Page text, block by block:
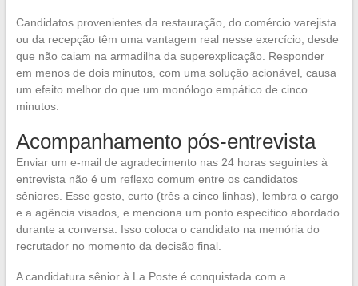
Candidatos provenientes da restauração, do comércio varejista
ou da recepção têm uma vantagem real nesse exercício, desde
que não caiam na armadilha da superexplicação. Responder
em menos de dois minutos, com uma solução acionável, causa
um efeito melhor do que um monólogo empático de cinco
minutos.
Acompanhamento pós-entrevista
Enviar um e-mail de agradecimento nas 24 horas seguintes à
entrevista não é um reflexo comum entre os candidatos
sêniores. Esse gesto, curto (três a cinco linhas), lembra o cargo
e a agência visados, e menciona um ponto específico abordado
durante a conversa. Isso coloca o candidato na memória do
recrutador no momento da decisão final.
A candidatura sênior à La Poste é conquistada com a